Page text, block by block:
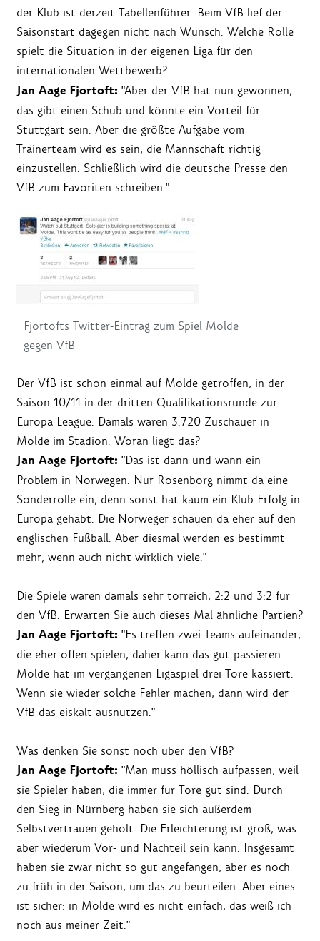
der Klub ist derzeit Tabellenführer. Beim VfB lief der
Saisonstart dagegen nicht nach Wunsch. Welche Rolle
spielt die Situation in der eigenen Liga für den
internationalen Wettbewerb?
Jan Aage Fjortoft: "Aber der VfB hat nun gewonnen,
das gibt einen Schub und könnte ein Vorteil für
Stuttgart sein. Aber die größte Aufgabe vom
Trainerteam wird es sein, die Mannschaft richtig
einzustellen. Schließlich wird die deutsche Presse den
VfB zum Favoriten schreiben."
Fjörtofts Twitter-Eintrag zum Spiel Molde
gegen VfB
Der VfB ist schon einmal auf Molde getroffen, in der
Saison 10/11 in der dritten Qualifikationsrunde zur
Europa League. Damals waren 3.720 Zuschauer in
Molde im Stadion. Woran liegt das?
Jan Aage Fjortoft: "Das ist dann und wann ein
Problem in Norwegen. Nur Rosenborg nimmt da eine
Sonderrolle ein, denn sonst hat kaum ein Klub Erfolg in
Europa gehabt. Die Norweger schauen da eher auf den
englischen Fußball. Aber diesmal werden es bestimmt
mehr, wenn auch nicht wirklich viele."
Die Spiele waren damals sehr torreich, 2:2 und 3:2 für
den VfB. Erwarten Sie auch dieses Mal ähnliche Partien?
Jan Aage Fjortoft: "Es treffen zwei Teams aufeinander,
die eher offen spielen, daher kann das gut passieren.
Molde hat im vergangenen Ligaspiel drei Tore kassiert.
Wenn sie wieder solche Fehler machen, dann wird der
VfB das eiskalt ausnutzen."
Was denken Sie sonst noch über den VfB?
Jan Aage Fjortoft: "Man muss höllisch aufpassen, weil
sie Spieler haben, die immer für Tore gut sind. Durch
den Sieg in Nürnberg haben sie sich außerdem
Selbstvertrauen geholt. Die Erleichterung ist groß, was
aber wiederum Vor- und Nachteil sein kann. Insgesamt
haben sie zwar nicht so gut angefangen, aber es noch
zu früh in der Saison, um das zu beurteilen. Aber eines
ist sicher: in Molde wird es nicht einfach, das weiß ich
noch aus meiner Zeit."